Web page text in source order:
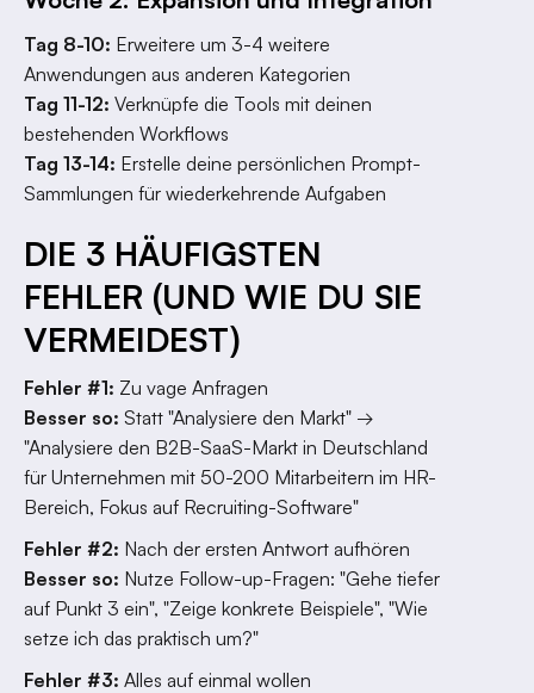
Tag 8-10: Erweitere um 3-4 weitere
Anwendungen aus anderen Kategorien
Tag 11-12: Verknüpfe die Tools mit deinen
bestehenden Workflows
Tag 13-14: Erstelle deine persönlichen Prompt-
Sammlungen für wiederkehrende Aufgaben
DIE 3 HÄUFIGSTEN
FEHLER (UND WIE DU SIE
VERMEIDEST)
Fehler #1: Zu vage Anfragen
Besser so: Statt "Analysiere den Markt" →
"Analysiere den B2B-SaaS-Markt in Deutschland
für Unternehmen mit 50-200 Mitarbeitern im HR-
Bereich, Fokus auf Recruiting-Software"
Fehler #2: Nach der ersten Antwort aufhören
Besser so: Nutze Follow-up-Fragen: "Gehe tiefer
auf Punkt 3 ein", "Zeige konkrete Beispiele", "Wie
setze ich das praktisch um?"
Fehler #3: Alles auf einmal wollen